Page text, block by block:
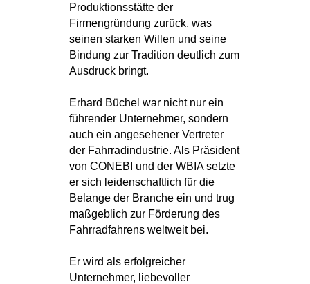
Produktionsstätte der
Firmengründung zurück, was
seinen starken Willen und seine
Bindung zur Tradition deutlich zum
Ausdruck bringt.
Erhard Büchel war nicht nur ein
führender Unternehmer, sondern
auch ein angesehener Vertreter
der Fahrradindustrie. Als Präsident
von CONEBI und der WBIA setzte
er sich leidenschaftlich für die
Belange der Branche ein und trug
maßgeblich zur Förderung des
Fahrradfahrens weltweit bei.
Er wird als erfolgreicher
Unternehmer, liebevoller